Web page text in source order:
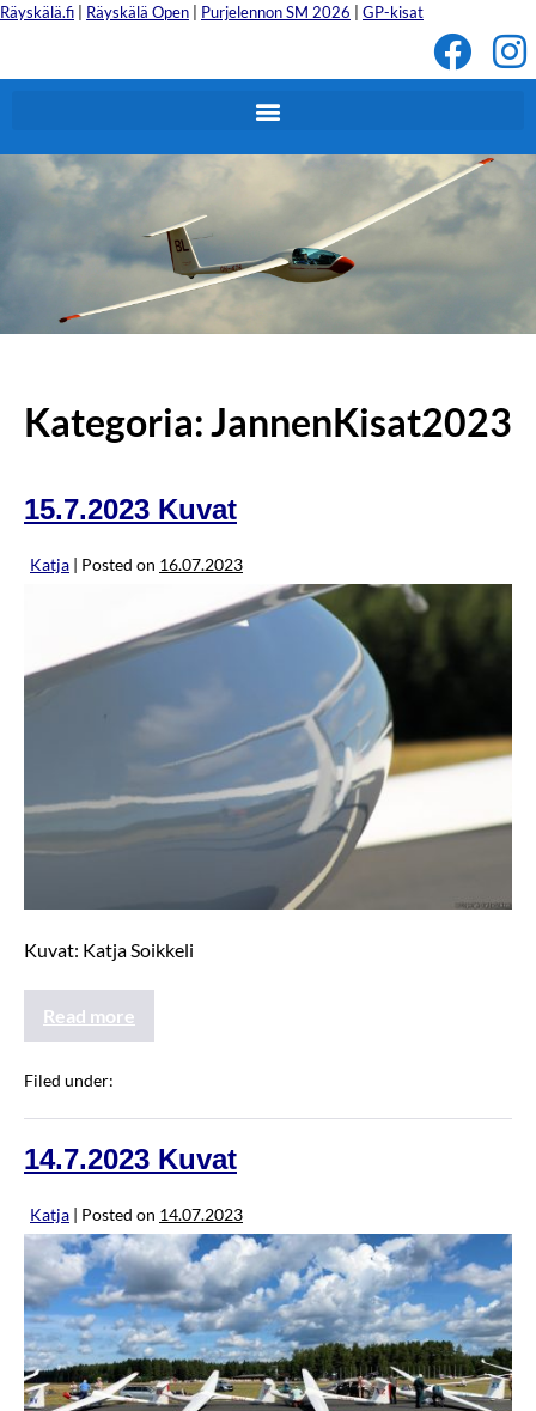
Räyskälä.fi Räyskälä Open Purjelennon SM 2026 GP-kisat
Kategoria:JannenKisat2023
15.7.2023 Kuvat
Katja | Posted on 16.07.2023
Kuvat: Katja Soikkeli
Read more
Filed under:
14.7.2023 Kuvat
Katja | Posted on 14.07.2023